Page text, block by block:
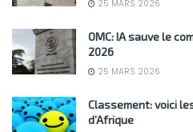
25 MARS 2026
OMC: IA sauve le
2026
25 MARS 2026
Classement: voici
d’Afrique